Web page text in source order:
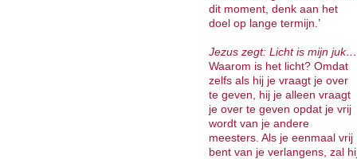
dit moment, denk aan het
doel op lange termijn.’
Jezus zegt: Licht is mijn juk…
Waarom is het licht? Omdat
zelfs als hij je vraagt je over
te geven, hij je alleen vraagt
je over te geven opdat je vrij
wordt van je andere
meesters. Als je eenmaal vrij
bent van je verlangens, zal